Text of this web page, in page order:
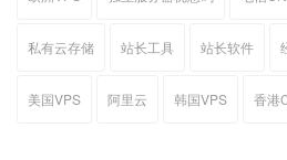
私有云存储 站长工具 站长软件
美国VPS 阿里云 韩国VPS 香港